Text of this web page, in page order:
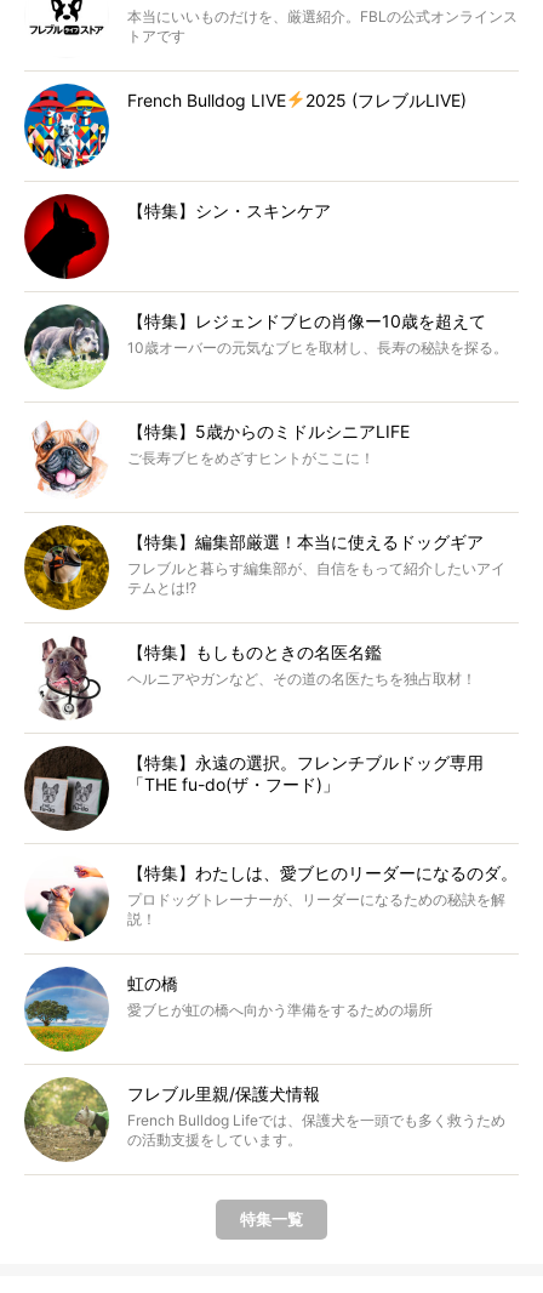
本当にいいものだけを、厳選紹介。FBLの公式オンラインス
トアです
French Bulldog LIVE 2025 (フレブルLIVE)
【特集】シン・スキンケア
【特集】レジェンドブヒの肖像ー10歳を超えて
10歳オーバーの元気なブヒを取材し、長寿の秘訣を探る。
【特集】5歳からのミドルシニアLIFE
ご長寿ブヒをめざすヒントがここに！
【特集】編集部厳選！本当に使えるドッグギア
フレブルと暮らす編集部が、自信をもって紹介したいアイ
テムとは!?
【特集】もしものときの名医名鑑
ヘルニアやガンなど、その道の名医たちを独占取材！
【特集】永遠の選択。フレンチブルドッグ専用
「THE fu-do(ザ・フード)」
【特集】わたしは、愛ブヒのリーダーになるのダ。
プロドッグトレーナーが、リーダーになるための秘訣を解
説！
虹の橋
愛ブヒが虹の橋へ向かう準備をするための場所
フレブル里親/保護犬情報
French Bulldog Lifeでは、保護犬を一頭でも多く救うため
の活動支援をしています。
特集一覧